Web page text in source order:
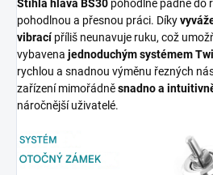
Štíhlá hlava BS30 pohodlně padne do
pohodlnou a přesnou práci. Díky
vibrací příliš neunavuje ruku, což
vybavena jednoduchým systémem
rychlou a snadnou výměnu řezných
zařízení mimořádněsnadno a
náročnější uživatelé.